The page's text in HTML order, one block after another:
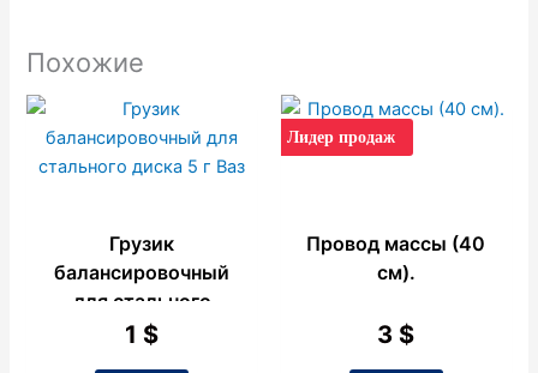
Похожие
Грузик
балансировочный
для стального
диска 5 г Ваз
1 $
Лидер продаж
Провод массы (40
см).
3 $